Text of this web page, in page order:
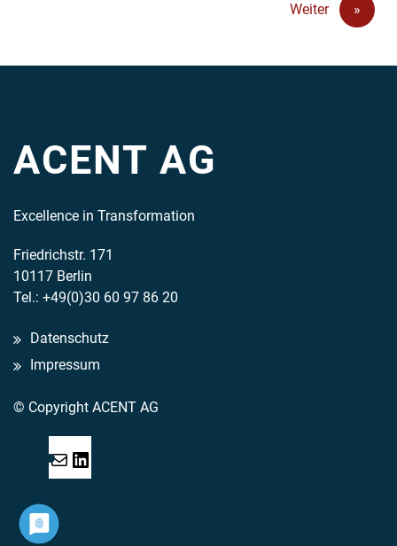
Weiter
»
ACENT AG
Excellence in Transformation
Friedrichstr. 171
10117 Berlin
Tel.: +49(0)30 60 97 86 20
Datenschutz
Impressum
© Copyright ACENT AG
Mail